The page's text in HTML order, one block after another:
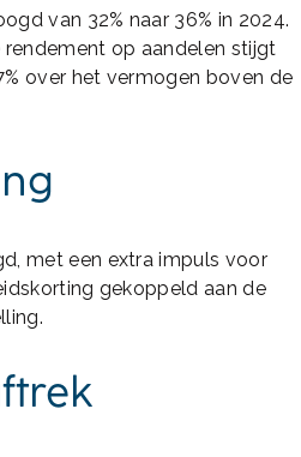
van 32% naar 36% in 2024.
op aandelen stijgt
over het vermogen boven de
met een extra impuls voor
gekoppeld aan de